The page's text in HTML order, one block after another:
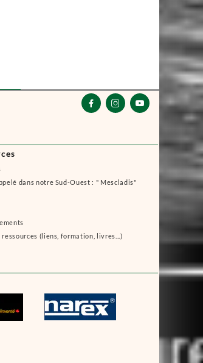
dans notre Sud-Ouest : " Mescladis"
ressources (liens, formation, livres...)
  